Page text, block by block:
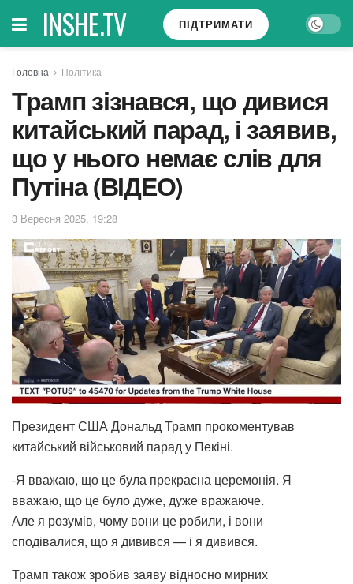
INSHE.TV ПІДТРИМАТИ
Головна Політика
Трамп зізнався, що дивися
китайський парад, і заявив,
що у нього немає слів для
Путіна (ВІДЕО)
3 Вересня 2025, 19:28
Президент США Дональд Трамп прокоментував
китайський військовий парад у Пекіні.
-Я вважаю, що це була прекрасна церемонія. Я
вважаю, що це було дуже, дуже вражаюче.
Але я розумів, чому вони це робили, і вони
сподівалися, що я дивився — і я дивився.
Трамп також зробив заяву відносно мирних